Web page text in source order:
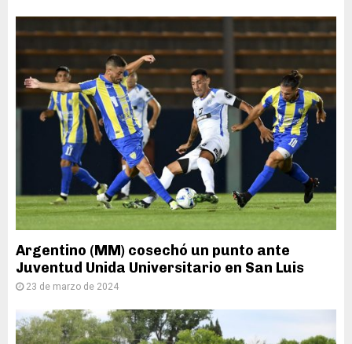
Argentino (MM) cosechó un punto ante
Juventud Unida Universitario en San Luis
23 de marzo de 2024